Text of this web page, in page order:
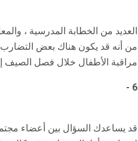
العديد من الخطابة المدرسية ،
من أنه قد يكون هناك بعض التضارب
مراقبة الأطفال خلال فصل الصيف
6 -
قد يساعدك السؤال بين أعضاء